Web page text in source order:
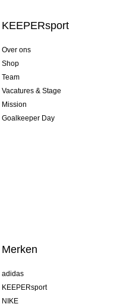
KEEPERsport
Over ons
Shop
Team
Vacatures & Stage
Mission
Goalkeeper Day
Merken
adidas
KEEPERsport
NIKE